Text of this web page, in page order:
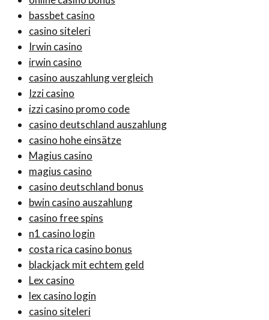
bassbet casino
casino siteleri
Irwin casino
irwin casino
casino auszahlung vergleich
Izzi casino
izzi casino promo code
casino deutschland auszahlung
casino hohe einsätze
Magius casino
magius casino
casino deutschland bonus
bwin casino auszahlung
casino free spins
n1 casino login
costa rica casino bonus
blackjack mit echtem geld
Lex casino
lex casino login
casino siteleri